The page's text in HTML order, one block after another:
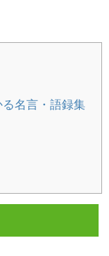
名言・語録集